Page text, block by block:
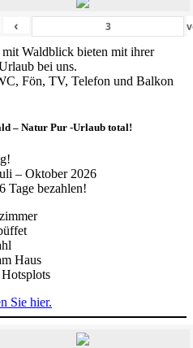
‹
Waldblick bieten mit ihrer
bei uns.
Fön, TV, Telefon und Balkon
– Natur Pur -Urlaub total!
– Oktober 2026
Tage bezahlen!
Haus
Sie hier.